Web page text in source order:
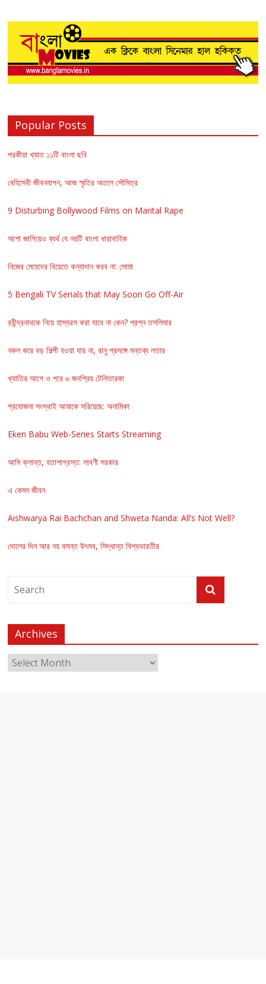
Popular Posts
পরকীয়া খ্যাত ১১টি বাংলা ছবি
বেহিসেবী জীবনযাপন, আজ স্মৃতির অতলে সৌমিত্র
9 Disturbing Bollywood Films on Marital Rape
আশা জাগিয়েও ব্যর্থ যে নয়টি বাংলা ধারাবাহিক
নিজের মেয়েদের বিয়েতে কন্যাদান করব না: সোমা
5 Bengali TV Serials that May Soon Go Off-Air
রবীন্দ্রনাথকে নিয়ে হাস্যরস করা যাবে না কেন? প্রশ্ন তসলিমার
নকল করে বড় শিল্পী হওয়া যায় না, রানু প্রসঙ্গে মন্তব্য লতার
খ্যাতির আগে ও পরে ৬ জনপ্রিয় টেলিতারকা
প্রযোজনা সংস্থাই আমাকে সরিয়েছে: অনামিকা
Eken Babu Web-Series Starts Streaming
আমি ক্লান্ত, হতাশাগ্রস্ত: লাবণী সরকার
এ কেমন জীবন
Aishwarya Rai Bachchan and Shweta Nanda: All’s Not Well?
দোলের দিন আর নয় বসন্ত উৎসব, সিদ্ধান্ত বিশ্বভারতীর
Archives